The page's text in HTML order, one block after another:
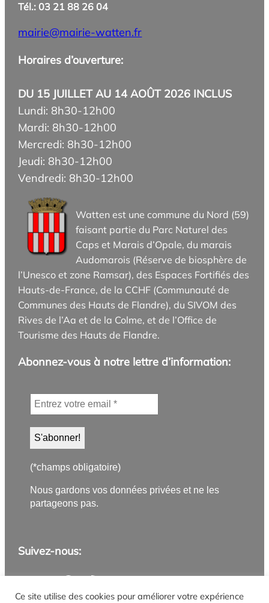
Tél.: 03 21 88 26 04
mairie@mairie-watten.fr
Horaires d’ouverture:
DU 15 JUILLET AU 14 AOÛT 2026 INCLUS
Lundi: 8h30-12h00
Mardi: 8h30-12h00
Mercredi: 8h30-12h00
Jeudi: 8h30-12h00
Vendredi: 8h30-12h00
Watten est une commune du Nord (59)
faisant partie du Parc Naturel des
Caps et Marais d’Opale, du marais
Audomarois (Réserve de biosphère de
l’Unesco et zone Ramsar), des Espaces Fortifiés des
Hauts-de-France, de la CCHF (Communauté de
Communes des Hauts de Flandre), du SIVOM des
Rives de l’Aa et de la Colme, et de l’Office de
Tourisme des Hauts de Flandre.
Abonnez-vous à notre lettre d’information:
(*champs obligatoire)
Nous gardons vos données privées et ne les
partageons pas.
Suivez-nous:
Application PanneauPocket
Lettre d'information
Instagram
Facebook
YouTube
Flux RSS
Ce site utilise des cookies pour améliorer votre expérience